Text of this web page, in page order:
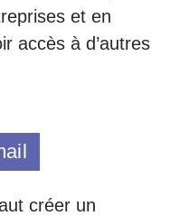
et en
accès à d’autres
créer un